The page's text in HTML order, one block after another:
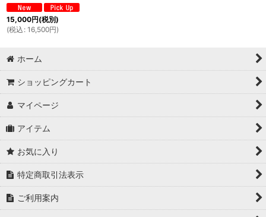
15,000円(税別)
(税込 : 16,500円)
ホーム
ショッピングカート
マイページ
アイテム
お気に入り
特定商取引法表示
ご利用案内